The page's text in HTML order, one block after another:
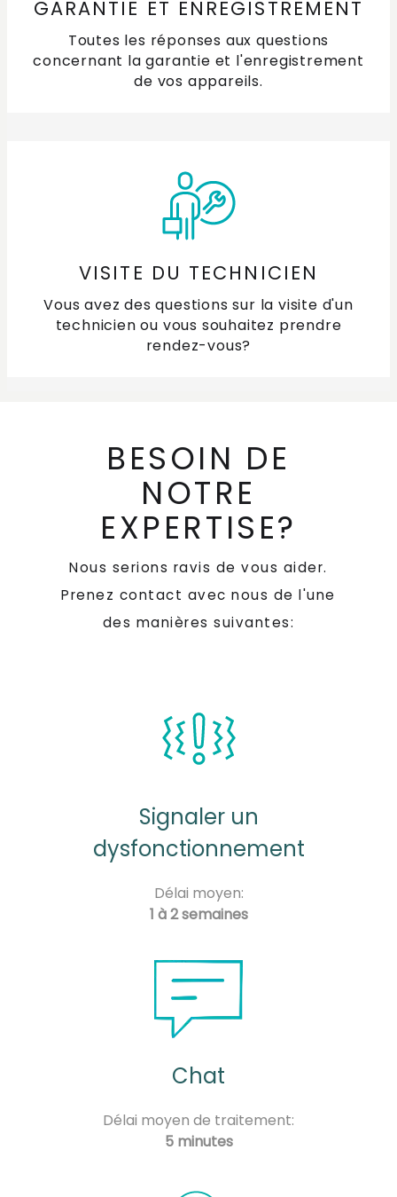
GARANTIE ET ENREGISTREMENT
Toutes les réponses aux questions
concernant la garantie et l'enregistrement
de vos appareils.
VISITE DU TECHNICIEN
Vous avez des questions sur la visite d'un
technicien ou vous souhaitez prendre
rendez-vous?
BESOIN DE
NOTRE
EXPERTISE?
Nous serions ravis de vous aider.
Prenez contact avec nous de l'une
des manières suivantes:
Signaler un
dysfonctionnement
Délai moyen:
1 à 2 semaines
Chat
Délai moyen de traitement:
5 minutes